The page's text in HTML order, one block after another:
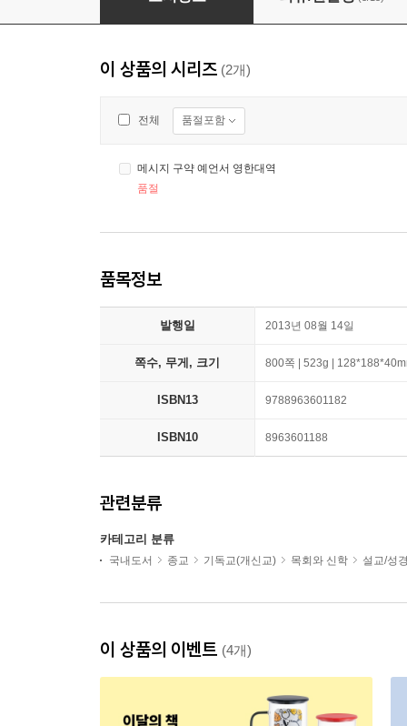
이 상품의 시리즈 (2개)
전체 품절포함
메시지 구약 예언서 영한대역
품절
품목정보
발행일 2013년 08월 14일
쪽수, 무게, 크기 800쪽 | 523g |
ISBN13 9788963601182
ISBN10 8963601188
관련분류
카테고리 분류
국내도서 종교 기독교(개신교) 목회와 신학 설교/성
이 상품의 이벤트 (4개)